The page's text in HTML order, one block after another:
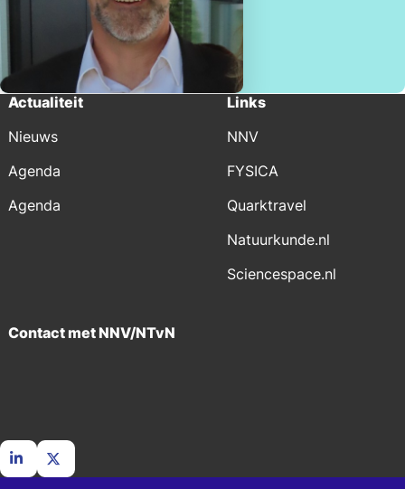
Actualiteit
Nieuws
Agenda
Agenda
Links
NNV
FYSICA
Quarktravel
Natuurkunde.nl
Sciencespace.nl
Contact met NNV/NTvN